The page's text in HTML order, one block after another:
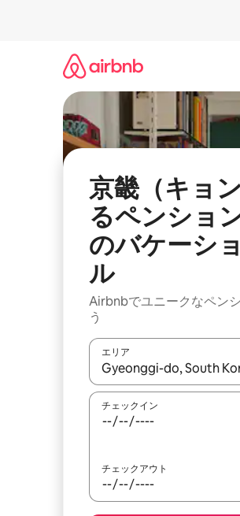
京畿（キョ
るペンショ
のバケーシ
ル
Airbnbでユニークなペン
う
エリア
検索結果が表示されたら、
チェックイン
チェックアウト